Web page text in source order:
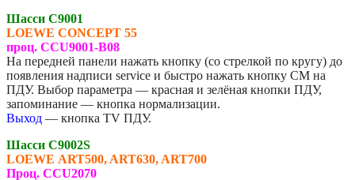
Шасси C9001
LOEWE CONCEPT 55
проц. CCU9001-B08
На передней панели нажать кнопку (со стрелкой по кругу) до
появления надписи service и быстро нажать кнопку CM на
ПДУ. Выбор параметра — красная и зелёная кнопки ПДУ,
запоминание — кнопка нормализации.
Выход — кнопка TV ПДУ.
Шасси C9002S
LOEWE ART500, ART630, ART700
Проц. CCU2070